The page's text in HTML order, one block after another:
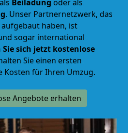
Beiladung oder als
. Unser Partnernetzwerk, das
haben, ist
sogar international
Sie sich jetzt kostenlose
Sie einen ersten
Kosten für Ihren Umzug.
Angebote erhalten